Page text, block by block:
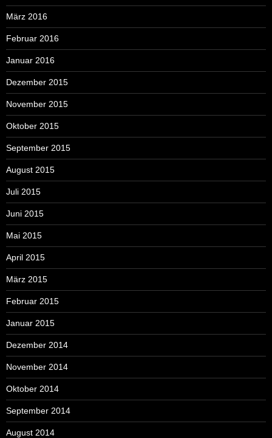
März 2016
Februar 2016
Januar 2016
Dezember 2015
November 2015
Oktober 2015
September 2015
August 2015
Juli 2015
Juni 2015
Mai 2015
April 2015
März 2015
Februar 2015
Januar 2015
Dezember 2014
November 2014
Oktober 2014
September 2014
August 2014